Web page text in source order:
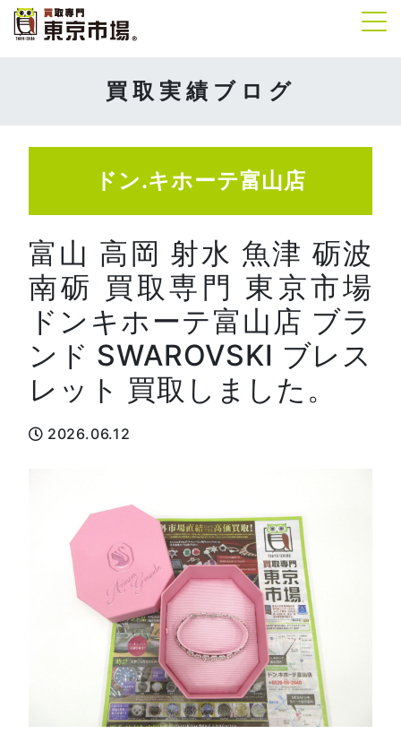
買取実績ブログ
ドン.キホーテ富山店
富山 高岡 射水 魚津 砺波
南砺 買取専門 東京市場
ドンキホーテ富山店 ブラ
ンド SWAROVSKI ブレス
レット 買取しました。
2026.06.12